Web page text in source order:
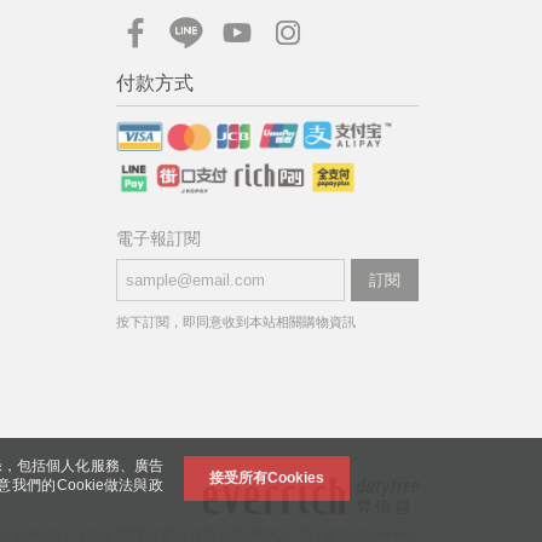
包括個人化服務、廣告
我們的Cookie做法與政
接受所有Cookies
付款方式
電子報訂閱
訂閱
按下訂閱，即同意收到本站相關購物資訊